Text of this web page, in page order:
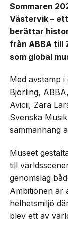
Sommaren
Västervik –
berättar
från ABBA till
som global
Med avstamp
Björling,
Avicii, Zara
Svenska
sammanhang
Museet
till
genomslag
Ambitionen är
helhetsmiljö
blev ett av